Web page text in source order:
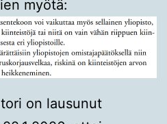
myötä:
on lausunut